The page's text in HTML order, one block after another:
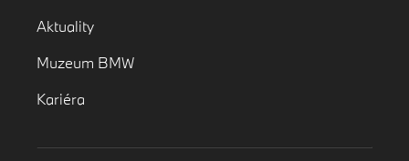
Aktuality
Muzeum BMW
Kariéra